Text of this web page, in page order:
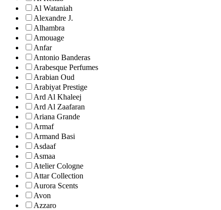
Al Wataniah
Alexandre J.
Alhambra
Amouage
Anfar
Antonio Banderas
Arabesque Perfumes
Arabian Oud
Arabiyat Prestige
Ard Al Khaleej
Ard Al Zaafaran
Ariana Grande
Armaf
Armand Basi
Asdaaf
Asmaa
Atelier Cologne
Attar Collection
Aurora Scents
Avon
Azzaro